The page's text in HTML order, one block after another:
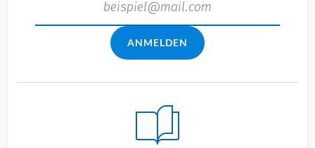
ANMELDEN